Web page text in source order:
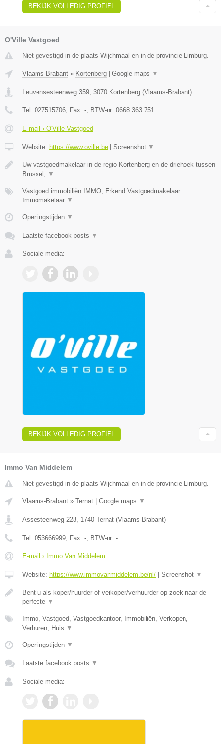
BEKIJK VOLLEDIG PROFIEL
O'Ville Vastgoed
Niet gevestigd in de plaats Wijchmaal en in de provincie Limburg.
Vlaams-Brabant » Kortenberg Google maps ▼
Leuvensesteenweg 359, 3070 Kortenberg (Vlaams-Brabant)
Tel: 027515706, Fax: -, BTW-nr: 0668.363.751
E-mail › O'Ville Vastgoed
Website: https://www.oville.be Screenshot ▼
Uw vastgoedmakelaar in de regio Kortenberg en de driehoek tussen
Brussel, ▼
Vastgoed immobiliën IMMO, Erkend Vastgoedmakelaar
Immomakelaar ▼
Openingstijden ▼
Laatste facebook posts ▼
Sociale media:
BEKIJK VOLLEDIG PROFIEL
Immo Van Middelem
Niet gevestigd in de plaats Wijchmaal en in de provincie Limburg.
Vlaams-Brabant » Ternat Google maps ▼
Assesteenweg 228 1740 Ternat (Vlaams-Brabant)
Tel: 053666999 , Fax: - , BTW-nr: -
E-mail › Immo Van Middelem
Website: https://www.immovanmiddelem.be/nl/ Screenshot ▼
Bent u als koper/huurder of verkoper/verhuurder op zoek naar de
perfecte ▼
Immo, Vastgoed, Vastgoedkantoor, Immobiliën, Verkopen,
Verhuren, Huis ▼
Openingstijden ▼
Laatste facebook posts ▼
Sociale media: